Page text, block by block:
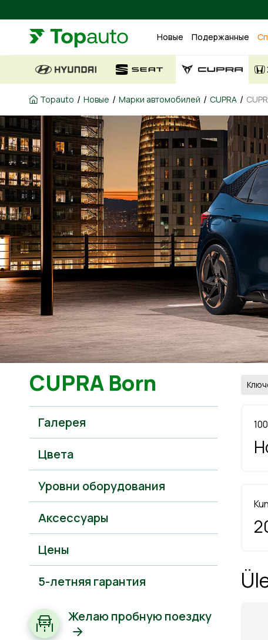
Новые Подержанные
Topauto / Новые / Марки автомобилей / CUPRA /
CUPRA Born
Галерея
Цвета
Уровни оборудования
Аксессуары
Цены
5-летняя гарантия
Желаю пробную поездку